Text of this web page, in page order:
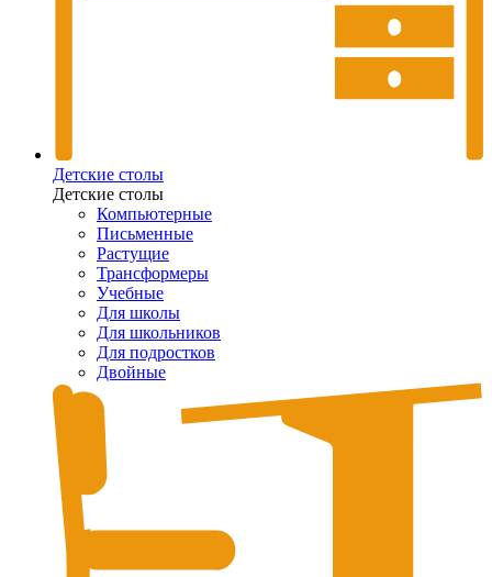
Детские столы
Детские столы
Компьютерные
Письменные
Растущие
Трансформеры
Учебные
Для школы
Для школьников
Для подростков
Двойные